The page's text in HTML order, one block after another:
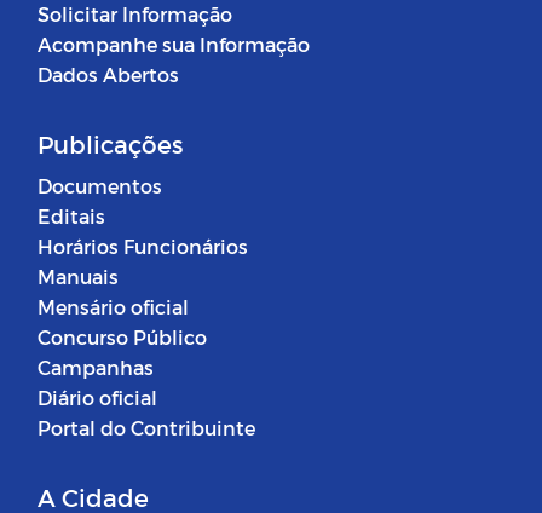
Solicitar Informação
Acompanhe sua Informação
Dados Abertos
Publicações
Documentos
Editais
Horários Funcionários
Manuais
Mensário oficial
Concurso Público
Campanhas
Diário oficial
Portal do Contribuinte
A Cidade